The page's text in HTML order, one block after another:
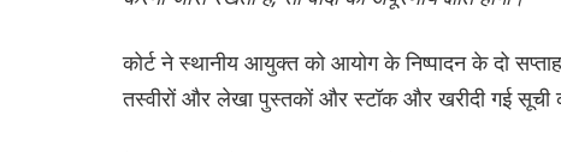
कोर्ट ने स्थानीय आयुक्त को आयोग के निष्पादन के दो
तस्वीरों और लेखा पुस्तकों और स्टॉक और खरीदी गई सूची